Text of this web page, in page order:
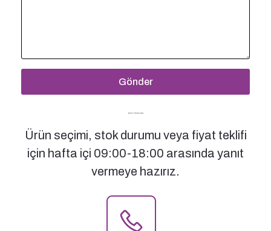
Gönder
Bizimle İletişime Geçin
Ürün seçimi, stok durumu veya fiyat teklifi
için hafta içi 09:00-18:00 arasında yanıt
vermeye hazırız.